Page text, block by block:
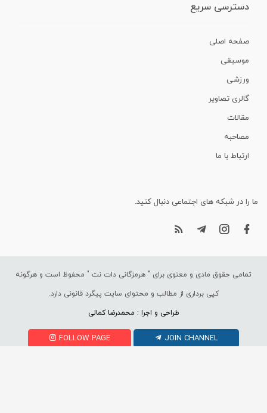
دسترسی سریع
صفحه اصلی
موسیقی
ورزشی
گالری تصاویر
مقالات
مصاحبه
ارتباط با ما
ما را در شبکه های اجتماعی دنبال کنید.
تمامی حقوق مادی و معنوی برای " هرمزگانی دات نت " محفوظ است و هرگونه
کپی برداری از مطالب و محتوای سایت پیگرد قانونی دارد.
طراحی و اجرا : محمدرضا کمالی
FOLLOW PAGE JOIN CHANNEL